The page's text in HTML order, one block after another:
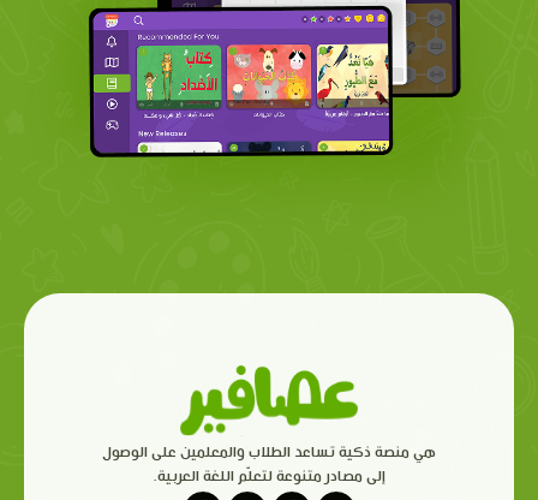
هي منصة ذكية تساعد الطلاب والمعلمين على الوصول
إلى مصادر متنوعة لتعلّم اللغة العربية.